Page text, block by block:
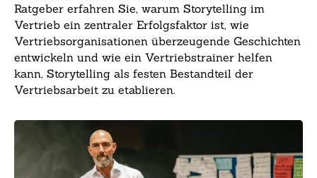
Ratgeber erfahren Sie, warum Storytelling im
Vertrieb ein zentraler Erfolgsfaktor ist, wie
Vertriebsorganisationen überzeugende Geschichten
entwickeln und wie ein Vertriebstrainer helfen
kann, Storytelling als festen Bestandteil der
Vertriebsarbeit zu etablieren.